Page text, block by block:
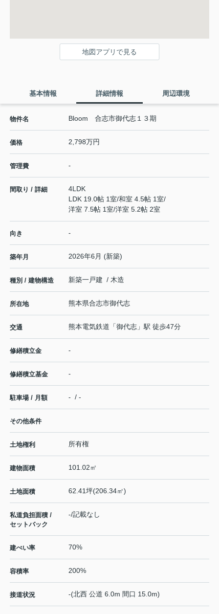
地図アプリで見る
基本情報 詳細情報 周辺環境
物件名 Bloom 合志市御代志１３期
価格 2,798万円
管理費 -
間取り / 詳細
4LDK
LDK 19.0帖 1室/和室 4.5帖 1室/
洋室 7.5帖 1室/洋室 5.2帖 2室
向き -
築年月 2026年6月 (新築)
種別 / 建物構造 新築一戸建 / 木造
所在地 熊本県合志市御代志
交通 熊本電気鉄道 「御代志 」駅 徒歩47分
修繕積立金 -
修繕積立基金 -
駐車場 / 月額 - / -
その他条件
土地権利 所有権
建物面積 101.02㎡
土地面積 62.41坪(206.34㎡)
私道負担面積 /
セットバック
-/記載なし
建ぺい率 70%
容積率 200%
接道状況 -(北西 公道 6.0m 間口 15.0m)